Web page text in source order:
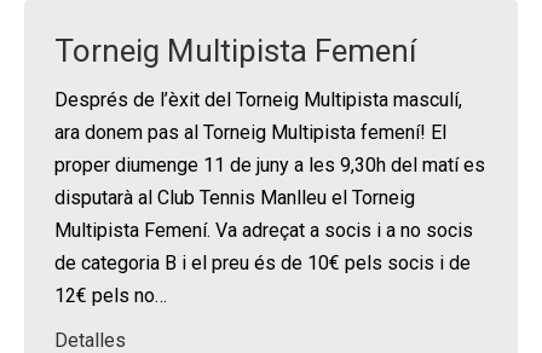
Torneig Multipista Femení
Després de l’èxit del Torneig Multipista masculí,
ara donem pas al Torneig Multipista femení! El
proper diumenge 11 de juny a les 9,30h del matí es
disputarà al Club Tennis Manlleu el Torneig
Multipista Femení. Va adreçat a socis i a no socis
de categoria B i el preu és de 10€ pels socis i de
12€ pels no…
Detalles